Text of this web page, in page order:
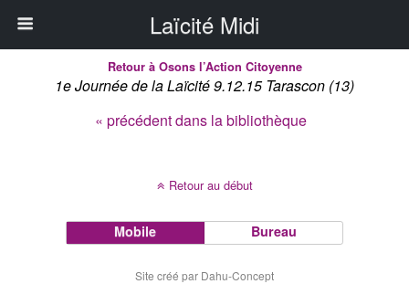
Laïcité Midi
Retour à Osons l’Action Citoyenne
1e Journée de la Laïcité 9.12.15 Tarascon (13)
« précédent dans la bibliothèque
Retour au début
Mobile Bureau
Site créé par Dahu-Concept